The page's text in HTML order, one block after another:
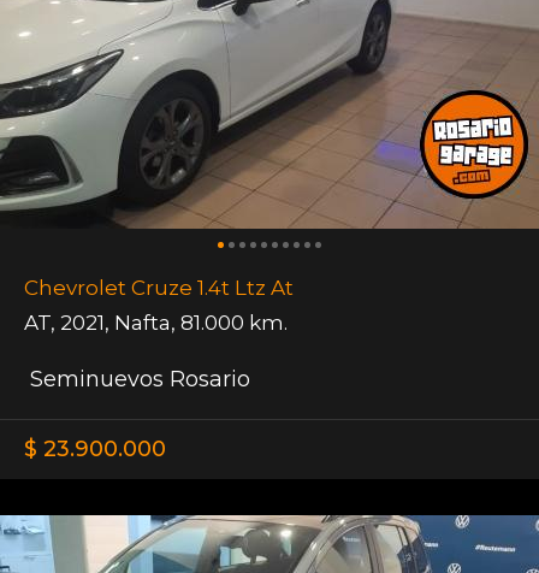
Chevrolet Cruze 1.4t Ltz At
AT, 2021, Nafta, 81.000 km.
Seminuevos Rosario
$ 23.900.000